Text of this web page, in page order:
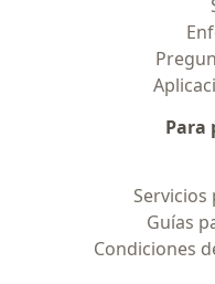
Para
Servicios
Guías
Condiciones